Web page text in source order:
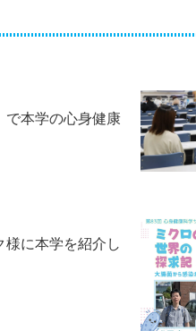
で本学の心身健康
様に本学を紹介し